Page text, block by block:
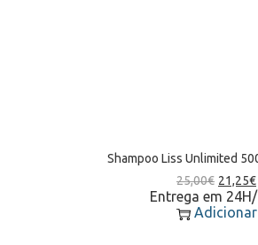
Shampoo Liss Unlimited
25,00€ 21,25€
Entrega em
Adicionar